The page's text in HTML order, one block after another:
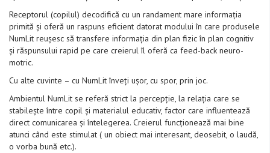
Receptorul (copilul) decodifică cu un randament mare informația
primită și oferă un raspuns eficient datorat modului în care produsele
NumLit reușesc să transfere informația din plan fizic în plan cognitiv
și răspunsului rapid pe care creierul îl oferă ca feed-back neuro-
motric.
Cu alte cuvinte – cu NumLit înveți ușor, cu spor, prin joc.
Ambientul NumLit se referă strict la percepție, la relația care se
stabilește între copil și materialul educativ, factor care influentează
direct comunicarea și întelegerea. Creierul funcționează mai bine
atunci când este stimulat ( un obiect mai interesant, deosebit, o laudă,
o vorba bună etc.).